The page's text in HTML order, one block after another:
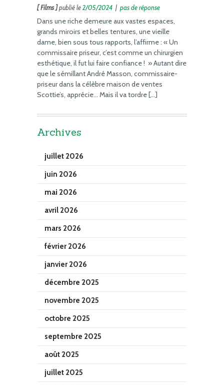
[ Films ]publié le2/05/2024 | pas de réponse
Dans une riche demeure aux vastes espaces,
grands miroirs et belles tentures, une vieille
dame, bien sous tous rapports, l’affirme : « Un
commissaire priseur, c’est comme un chirurgien
esthétique, il fut lui faire confiance ! » Autant dire
que le sémillant André Masson, commissaire-
priseur dans la célèbre maison de ventes
Scottie’s, apprécie… Mais il va tordre […]
Archives
juillet 2026
juin 2026
mai 2026
avril 2026
mars 2026
février 2026
janvier 2026
décembre 2025
novembre 2025
octobre 2025
septembre 2025
août 2025
juillet 2025